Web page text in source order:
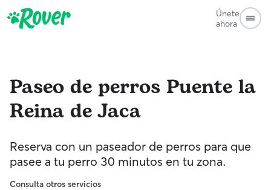
Únete
ahora
Paseo de perros Puente la
Reina de Jaca
Reserva con un paseador de perros para que
pasee a tu perro 30 minutos en tu zona.
Consulta otros servicios